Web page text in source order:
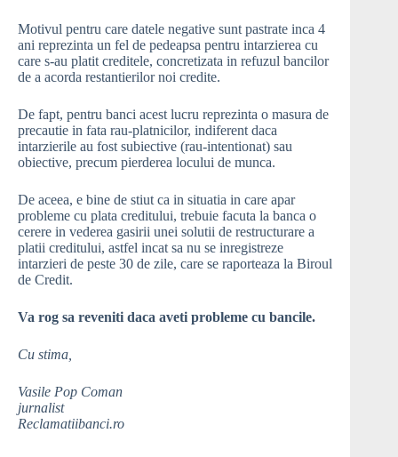
Motivul pentru care datele negative sunt pastrate inca 4
ani reprezinta un fel de pedeapsa pentru intarzierea cu
care s-au platit creditele, concretizata in refuzul bancilor
de a acorda restantierilor noi credite.
De fapt, pentru banci acest lucru reprezinta o masura de
precautie in fata rau-platnicilor, indiferent daca
intarzierile au fost subiective (rau-intentionat) sau
obiective, precum pierderea locului de munca.
De aceea, e bine de stiut ca in situatia in care apar
probleme cu plata creditului, trebuie facuta la banca o
cerere in vederea gasirii unei solutii de restructurare a
platii creditului, astfel incat sa nu se inregistreze
intarzieri de peste 30 de zile, care se raporteaza la Biroul
de Credit.
Va rog sa reveniti daca aveti probleme cu bancile.
Cu stima,
Vasile Pop Coman
jurnalist
Reclamatiibanci.ro